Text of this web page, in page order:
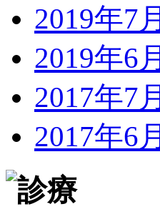
2019年7月
2019年6月
2017年7月
2017年6月